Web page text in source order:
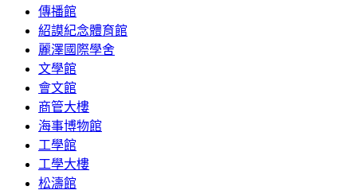
傳播館
紹謨紀念體育館
麗澤國際學舍
文學館
會文館
商管大樓
海事博物館
工學館
工學大樓
松濤館